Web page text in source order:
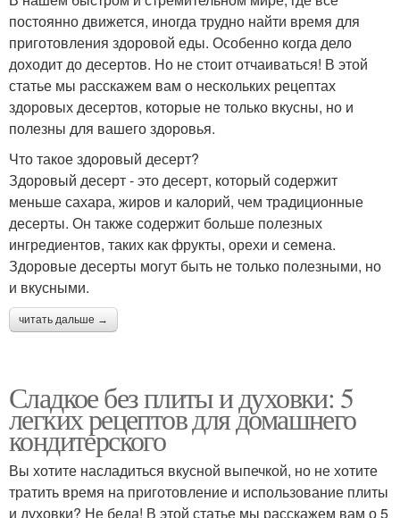
постоянно движется, иногда трудно найти время для
приготовления здоровой еды. Особенно когда дело
доходит до десертов. Но не стоит отчаиваться! В этой
статье мы расскажем вам о нескольких рецептах
здоровых десертов, которые не только вкусны, но и
полезны для вашего здоровья.
Что такое здоровый десерт?
Здоровый десерт - это десерт, который содержит
меньше сахара, жиров и калорий, чем традиционные
десерты. Он также содержит больше полезных
ингредиентов, таких как фрукты, орехи и семена.
Здоровые десерты могут быть не только полезными, но
и вкусными.
читать дальше →
Сладкое без плиты и духовки: 5
легких рецептов для домашнего
кондитерского
Вы хотите насладиться вкусной выпечкой, но не хотите
тратить время на приготовление и использование плиты
и духовки? Не беда! В этой статье мы расскажем вам о 5